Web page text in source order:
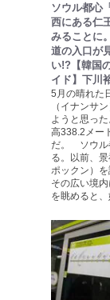
ソウル都心
西にある仁
みることに
道の入口が
い!?【韓国
イド】下川
5月の晴れた
（イナンサ
ようと思っ
高338.2メー
だ。 ソウル
る。以前、
ポックン）を
その広い境
を眺めると、